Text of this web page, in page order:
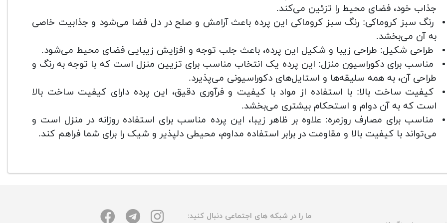
جذاب خود، فضای محیط را تزئین می‌کند.
رنگ سبز کروماکی: رنگ سبز کروماکی این پرده باعث آرامش و صلح در دل فضا می‌شود و جذابیت خاصی
به آن می‌بخشد.
طراحی شکیل: طراحی زیبا و شکیل این پرده، باعث جلب توجه و افزایش زیبایی فضای محیط می‌شود.
مناسب برای دکوراسیون منزل: این پرده یک انتخاب مناسب برای تزیین منزل است که با توجه به رنگ و
طراحی آن، به همه سلیقه‌ها و استایل‌های دکوراسیونی می‌پذیرد.
کیفیت ساخت بالا: با استفاده از مواد با کیفیت و فرآوری دقیق، این پرده دارای کیفیت ساخت بالا
است که به آن دوام و استحکام بیشتری می‌بخشد.
مناسب برای مصارف روزمره: علاوه بر ظاهر زیبا، این پرده مناسب برای استفاده روزانه در منزل است و
می‌تواند با کیفیت بالا و مقاومت در برابر استفاده مداوم، محیطی دلپذیر و شیک را برای شما فراهم کند.
ما را در شبکه های اجتماعی دنبال کنید: